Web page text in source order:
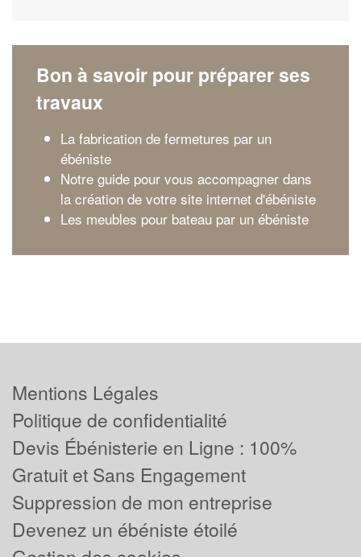
Bon à savoir pour préparer ses
travaux
La fabrication de fermetures par un
ébéniste
Notre guide pour vous accompagner dans
la création de votre site internet d'ébéniste
Les meubles pour bateau par un ébéniste
Mentions Légales
Politique de confidentialité
Devis Ébénisterie en Ligne : 100%
Gratuit et Sans Engagement
Suppression de mon entreprise
Devenez un ébéniste étoilé